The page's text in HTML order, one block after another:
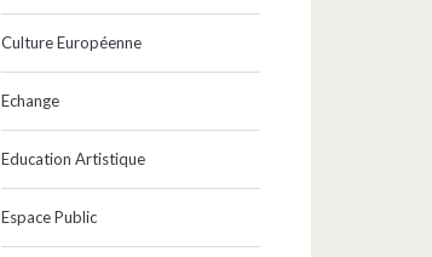
Culture Européenne
Echange
Education Artistique
Espace Public